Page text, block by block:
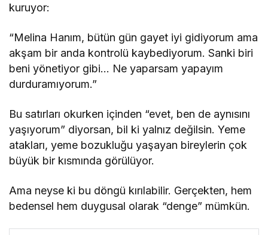
kuruyor:
“Melina Hanım, bütün gün gayet iyi gidiyorum ama
akşam bir anda kontrolü kaybediyorum. Sanki biri
beni yönetiyor gibi… Ne yaparsam yapayım
durduramıyorum.”
Bu satırları okurken içinden “evet, ben de aynısını
yaşıyorum” diyorsan, bil ki yalnız değilsin. Yeme
atakları, yeme bozukluğu yaşayan bireylerin çok
büyük bir kısmında görülüyor.
Ama neyse ki bu döngü kırılabilir. Gerçekten, hem
bedensel hem duygusal olarak “denge” mümkün.